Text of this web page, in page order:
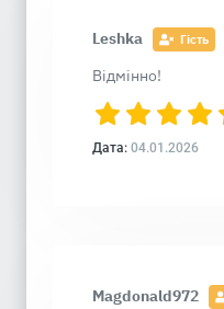
Leshka Гість
Відмінно!
Дата: 04.01.2026
Magdonald972